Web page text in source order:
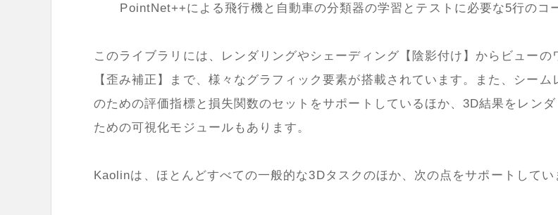
PointNet++による飛行機と自動車の分類器の学習とテストに必要な5行のコ
このライブラリには、レンダリングやシェーディング【陰影付け】からビューの
【歪み補正】まで、様々なグラフィック要素が搭載されています。また、シーム
のための評価指標と損失関数のセットをサポートしているほか、3D結果をレンダ
ための可視化モジュールもあります。
Kaolinは、ほとんどすべての一般的な3Dタスクのほか、次の点をサポートしてい